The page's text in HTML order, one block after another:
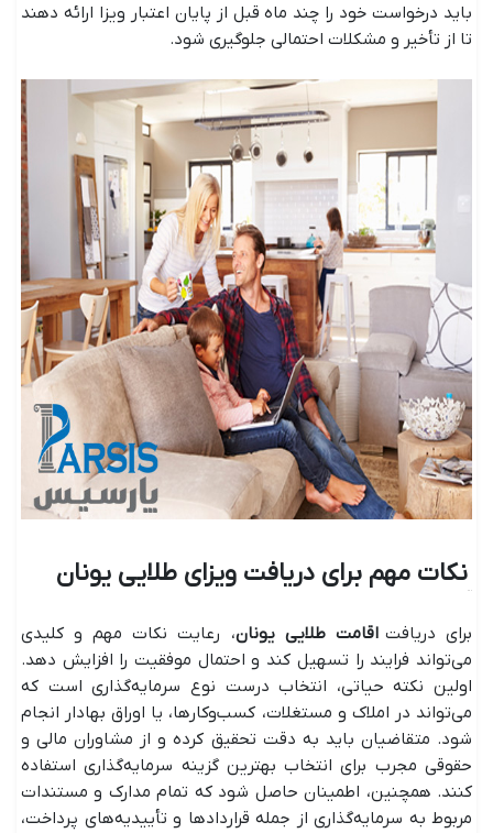
باید درخواست خود را چند ماه قبل از پایان اعتبار ویزا ارائه دهند
تا از تأخیر و مشکلات احتمالی جلوگیری شود.
نکات مهم برای دریافت ویزای طلایی یونان
برای دریافت اقامت طلایی یونان، رعایت نکات مهم و کلیدی
می‌تواند فرایند را تسهیل کند و احتمال موفقیت را افزایش دهد.
اولین نکته حیاتی، انتخاب درست نوع سرمایه‌گذاری است که
می‌تواند در املاک و مستغلات، کسب‌وکار‌ها، یا اوراق بهادار انجام
شود. متقاضیان باید به دقت تحقیق کرده و از مشاوران مالی و
حقوقی مجرب برای انتخاب بهترین گزینه سرمایه‌گذاری استفاده
کنند. همچنین، اطمینان حاصل شود که تمام مدارک و مستندات
مربوط به سرمایه‌گذاری از جمله قرارداد‌ها و تأییدیه‌های پرداخت،